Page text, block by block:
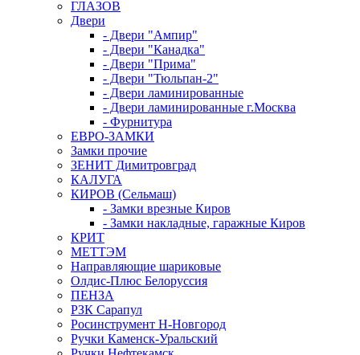
ГЛАЗОВ
Двери
- Двери "Ампир"
- Двери "Канадка"
- Двери "Прима"
- Двери "Тюльпан-2"
- Двери ламинированные
- Двери ламинированные г.Москва
- Фурнитура
ЕВРО-ЗАМКИ
Замки прочие
ЗЕНИТ Димитровград
КАЛУГА
КИРОВ (Сельмаш)
- Замки врезные Киров
- Замки накладные, гаражные Киров
КРИТ
МЕТТЭМ
Направляющие шариковые
Олдис-Плюс Белоруссия
ПЕНЗА
РЗК Сарапул
Росинструмент Н-Новгород
Ручки Каменск-Уральский